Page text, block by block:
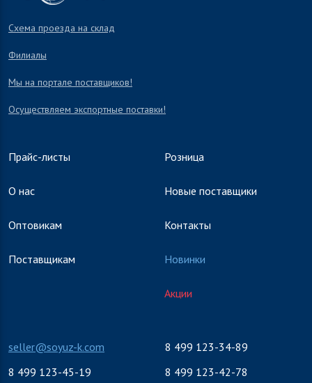
Схема проезда на склад
Филиалы
Мы на портале поставщиков!
Осуществляем экспортные поставки!
Прайс-листы
О нас
Оптовикам
Поставщикам
Розница
Новые поставщики
Контакты
Новинки
Акции
seller@soyuz-k.com
8 499 123-34-89
8 499 123-45-19
8 499 123-42-78